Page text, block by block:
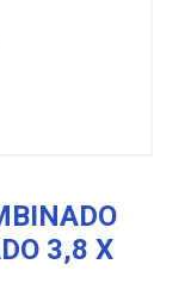
3,8 X